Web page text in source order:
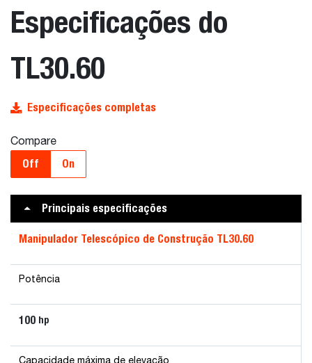
Especificações do
TL30.60
Especificações completas
Compare
Off On
Principais especificações
Manipulador Telescópico de Construção TL30.60
Potência
100 hp
Capacidade máxima de elevação